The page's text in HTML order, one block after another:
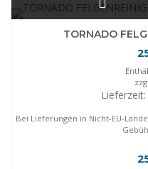
TORNADO
Bei Lieferungen in Nicht-EU-